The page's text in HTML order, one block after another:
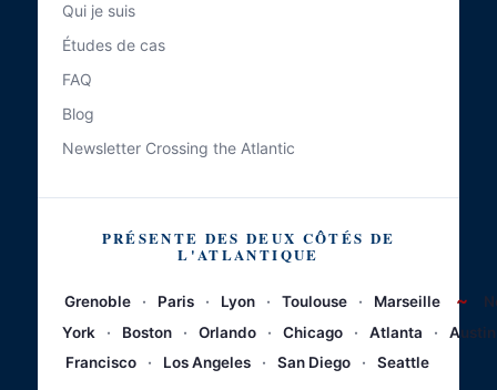
Qui je suis
Études de cas
FAQ
Blog
Newsletter Crossing the Atlantic
PRÉSENTE DES DEUX CÔTÉS DE
L'ATLANTIQUE
Grenoble · Paris · Lyon · Toulouse · Marseille ~
York
· Boston · Orlando · Chicago · Atlanta ·
Austin
Francisco
· Los Angeles · San Diego · Seattle